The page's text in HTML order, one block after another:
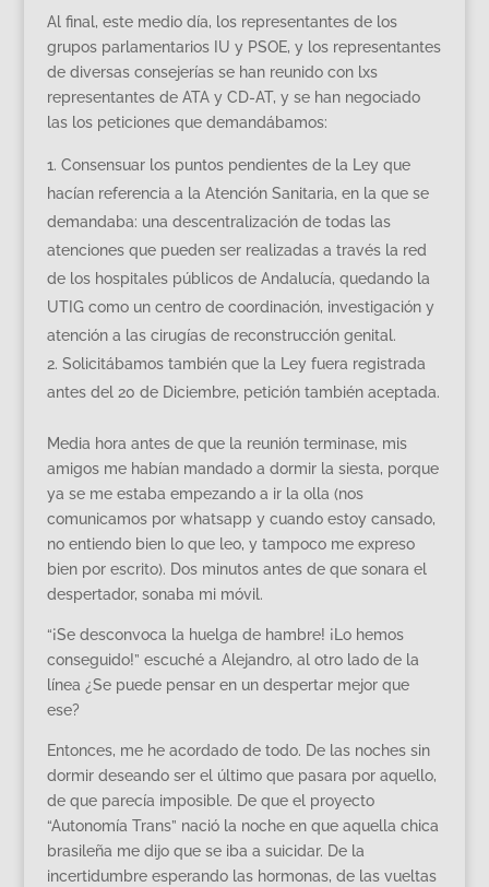
Al final, este medio día, los representantes de los
grupos parlamentarios IU y PSOE, y los representantes
de diversas consejerías se han reunido con lxs
representantes de ATA y CD-AT, y se han negociado
las los peticiones que demandábamos:
Consensuar los puntos pendientes de la Ley que
hacían referencia a la Atención Sanitaria, en la que se
demandaba: una descentralización de todas las
atenciones que pueden ser realizadas a través la red
de los hospitales públicos de Andalucía, quedando la
UTIG como un centro de coordinación, investigación y
atención a las cirugías de reconstrucción genital.
Solicitábamos también que la Ley fuera registrada
antes del 20 de Diciembre, petición también aceptada.
Media hora antes de que la reunión terminase, mis
amigos me habían mandado a dormir la siesta, porque
ya se me estaba empezando a ir la olla (nos
comunicamos por whatsapp y cuando estoy cansado,
no entiendo bien lo que leo, y tampoco me expreso
bien por escrito). Dos minutos antes de que sonara el
despertador, sonaba mi móvil.
“¡Se desconvoca la huelga de hambre! ¡Lo hemos
conseguido!” escuché a Alejandro, al otro lado de la
línea ¿Se puede pensar en un despertar mejor que
ese?
Entonces, me he acordado de todo. De las noches sin
dormir deseando ser el último que pasara por aquello,
de que parecía imposible. De que el proyecto
“Autonomía Trans” nació la noche en que aquella chica
brasileña me dijo que se iba a suicidar. De la
incertidumbre esperando las hormonas, de las vueltas